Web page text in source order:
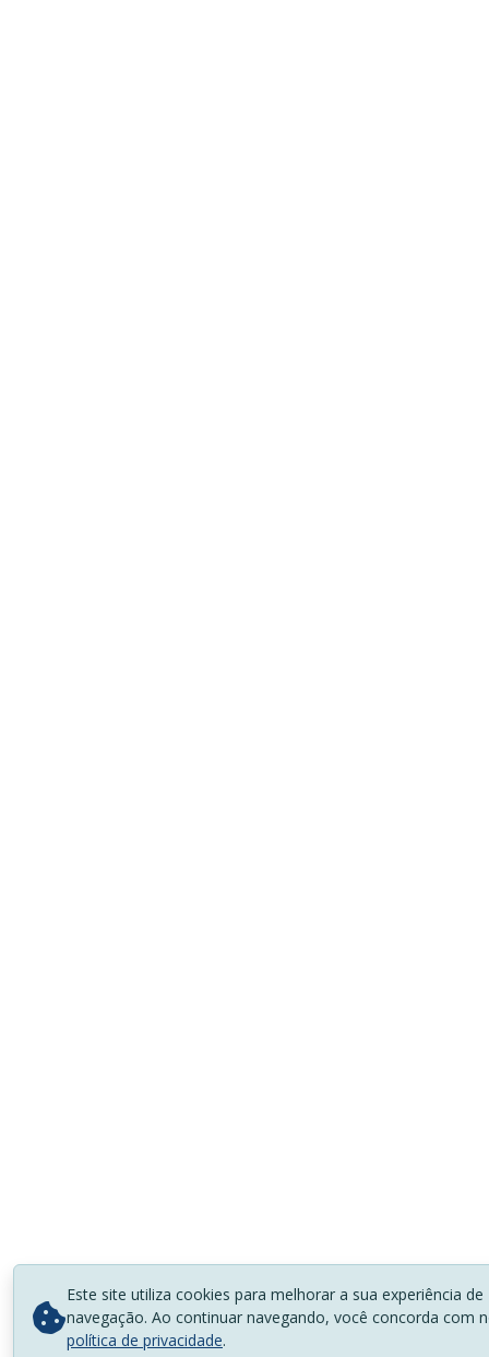
Este site utiliza cookies para melhorar a sua experiência de
navegação. Ao continuar navegando, você concorda com
política de privacidade.